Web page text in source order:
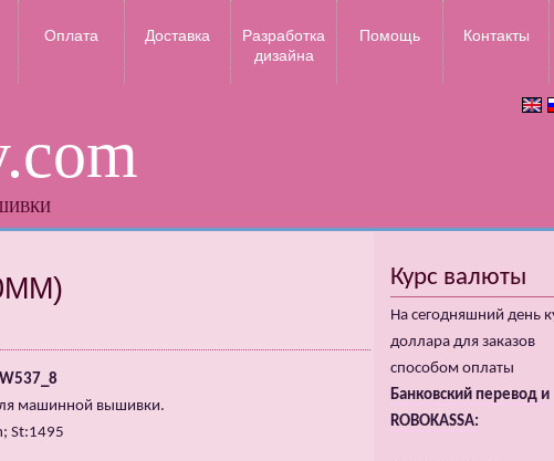
Оплата Доставка
Разработка
дизайна
Помощь Контакты
машинной вышивки.
St:1495
Курс валюты
На сегодняшний день
доллара для заказов
способом оплаты
Банковский перевод и
ROBOKASSA: